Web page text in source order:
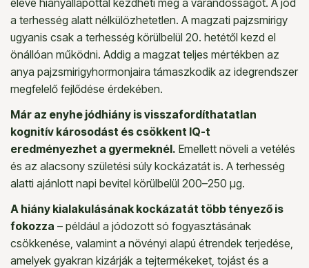
a terhesség alatt nélkülözhetetlen. A magzati pajzsmirigy
ugyanis csak a terhesség körülbelül 20. hetétől kezd el
önállóan működni. Addig a magzat teljes mértékben az
anya pajzsmirigyhormonjaira támaszkodik az idegrendszer
megfelelő fejlődése érdekében.
Már az enyhe jódhiány is visszafordíthatatlan
kognitív károsodást és csökkent IQ-t
eredményezhet a gyermeknél. Emellett növeli a vetélés
és az alacsony születési súly kockázatát is. A terhesség
alatti ajánlott napi bevitel körülbelül 200–250 µg.
A hiány kialakulásának kockázatát több tényező is
fokozza – például a jódozott só fogyasztásának
csökkenése, valamint a növényi alapú étrendek terjedése,
amelyek gyakran kizárják a tejtermékeket, tojást és a